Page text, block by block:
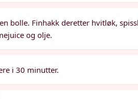
bolle. Finhakk deretter hvitløk,
og olje.
i 30 minutter.